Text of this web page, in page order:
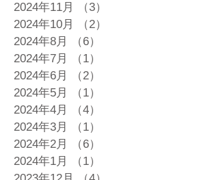
2024年11月
（3）
2024年10月
（2）
2024年8月
（6）
2024年7月
（1）
2024年6月
（2）
2024年5月
（1）
2024年4月
（4）
2024年3月
（1）
2024年2月
（6）
2024年1月
（1）